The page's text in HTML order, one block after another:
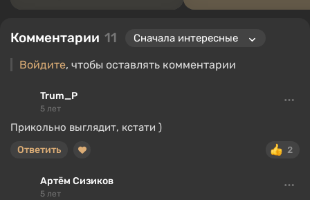
Комментарии 11
Войдите, чтобы оставлять комментарии
Trum_P
5 лет
Прикольно выглядит, кстати )
2
Ответить
Артём Сизиков
5 лет